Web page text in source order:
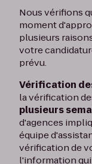
Nous vérifions
moment
plusieurs
votre
prévu.
Vérification
la vérification
plusieurs
d'agences
équipe
vérification de
l'information qui